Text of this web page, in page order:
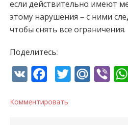
если действительно имеют
этому нарушения – с ними
чтобы снять все ограничения.
Поделитесь:
VK Facebook
Twitter
Комментировать